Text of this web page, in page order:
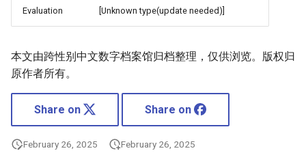
Evaluation [Unknown type(update needed)]
本文由跨性别中文数字档案馆归档整理，仅供浏览。版权归
原作者所有。
Share on Share on
February 26, 2025 February 26, 2025